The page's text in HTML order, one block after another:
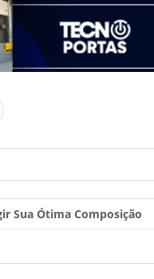
Sua Ótima Composição